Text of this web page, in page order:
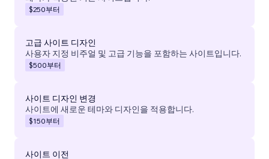
$250부터
고급 사이트 디자인
사용자 지정 비주얼 및 고급 기능을 포함하는 사이트입니다.
$500부터
사이트 디자인 변경
사이트에 새로운 테마와 디자인을 적용합니다.
$150부터
사이트 이전